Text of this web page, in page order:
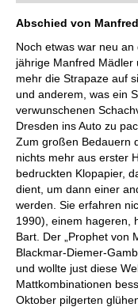
Abschied von
Noch etwas war neu
jährige Manfred
mehr die Strapaze auf
und anderem, was ein
verwunschenen
Dresden ins Auto zu
Zum großen Bedauern
nichts mehr aus erster
bedruckten Klopapier,
dient, um dann einer
werden. Sie erfahren
1990), einem hageren,
Bart. Der „Prophet von
Blackmar-Diemer-
und wollte just diese
Mattkombinationen
Oktober pilgerten